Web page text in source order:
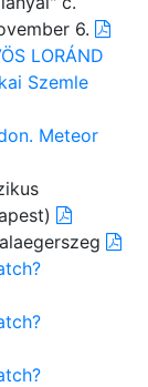
6.
LORÁND
Szemle
Meteor